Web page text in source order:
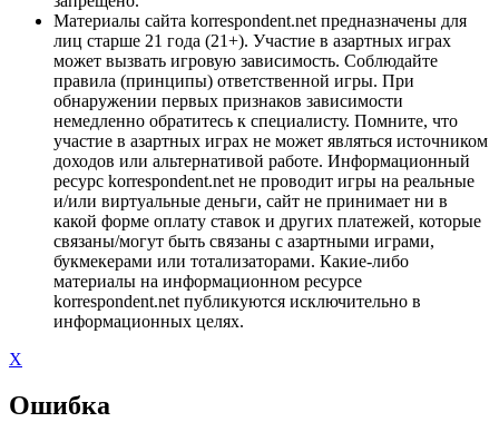
Материалы сайта korrespondent.net предназначены для
лиц старше 21 года (21+). Участие в азартных играх
может вызвать игровую зависимость. Соблюдайте
правила (принципы) ответственной игры. При
обнаружении первых признаков зависимости
немедленно обратитесь к специалисту. Помните, что
участие в азартных играх не может являться источником
доходов или альтернативой работе. Информационный
ресурс korrespondent.net не проводит игры на реальные
и/или виртуальные деньги, сайт не принимает ни в
какой форме оплату ставок и других платежей, которые
связаны/могут быть связаны с азартными играми,
букмекерами или тотализаторами. Какие-либо
материалы на информационном ресурсе
korrespondent.net публикуются исключительно в
информационных целях.
X
Ошибка